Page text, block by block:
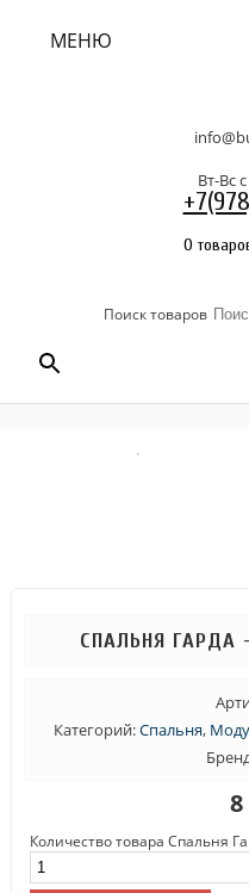
МЕНЮ
Вт-Вс
0
Поиск товаров
СПАЛЬНЯ ГАРДА
Категорий:Спальня,
8
Количество товара Спальня